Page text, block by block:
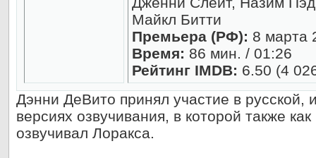
Майкл Битти
Премьера (РФ): 8 марта
Время: 86 мин. / 01:26
Рейтинг IMDB: 6.50 (4
Дэнни ДеВито принял участие в русской,
версиях озвучивания, в которой также
озвучивал Лоракса.